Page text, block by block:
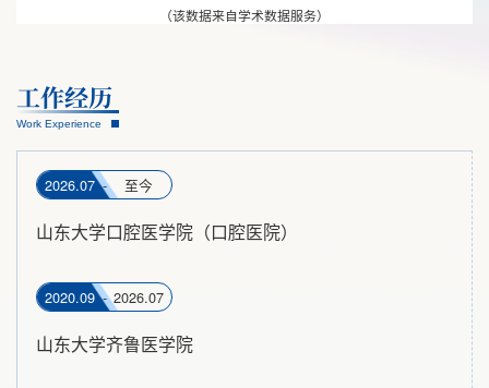
（该数据来自学术数据服务）
工作经历
Work Experience
2026.07 - 至今
山东大学口腔医学院（口腔医院）
2020.09 - 2026.07
山东大学齐鲁医学院